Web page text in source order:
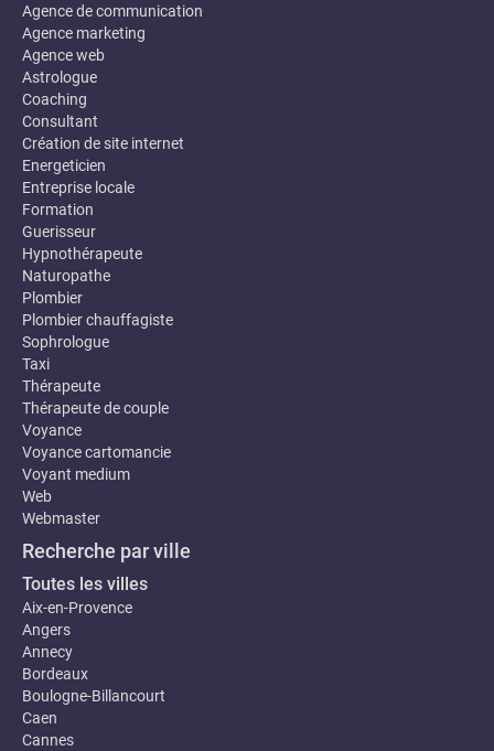
Agence de communication
Agence marketing
Agence web
Astrologue
Coaching
Consultant
Création de site internet
Energeticien
Entreprise locale
Formation
Guerisseur
Hypnothérapeute
Naturopathe
Plombier
Plombier chauffagiste
Sophrologue
Taxi
Thérapeute
Thérapeute de couple
Voyance
Voyance cartomancie
Voyant medium
Web
Webmaster
Recherche par ville
Toutes les villes
Aix-en-Provence
Angers
Annecy
Bordeaux
Boulogne-Billancourt
Caen
Cannes